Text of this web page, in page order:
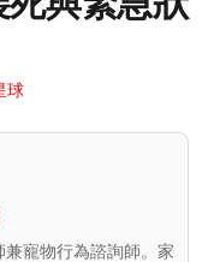
球
寵物行為諮詢師。家